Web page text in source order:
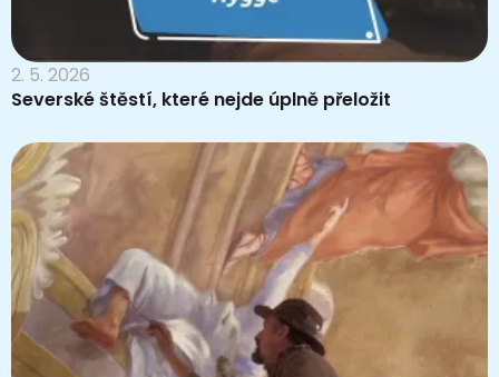
2. 5. 2026
Severské štěstí, které nejde úplně přeložit